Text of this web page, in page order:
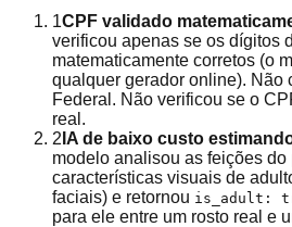
1CPF validado
verificou apenas se os dígitos
matematicamente corretos (o
qualquer gerador online). Não
Federal. Não verificou se o
real.
2 IA de baixo custo
modelo analisou as feições
características visuais de
faciais) e retornou is_adult:
para ele entre um rosto real e